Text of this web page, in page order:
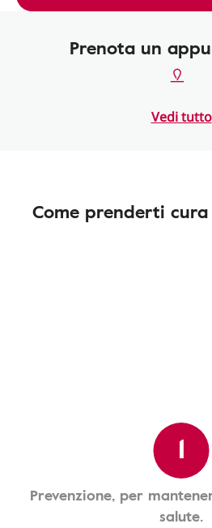
Prenota un
Vedi tutto
Come prenderti
1
Prevenzione, per
salute.